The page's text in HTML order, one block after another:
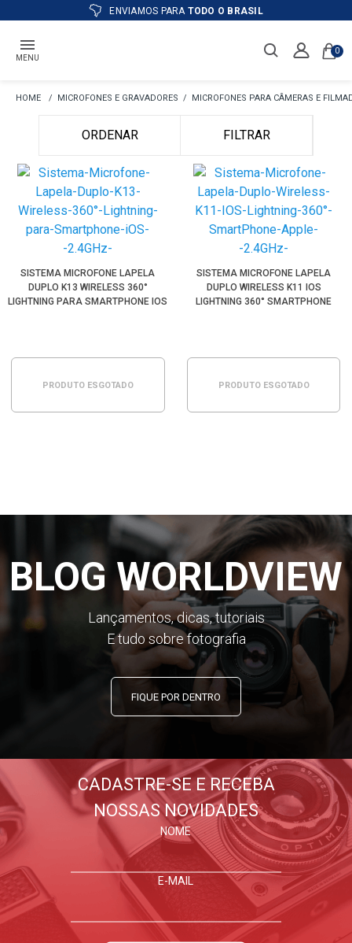
ENVIAMOS PARA TODO O BRASIL
MENU
0
MICROFONES E GRAVADORES MICROFONES PARA CÂMERAS E
ORDENAR FILTRAR
SISTEMA MICROFONE LAPELA
DUPLO K13 WIRELESS 360°
LIGHTNING PARA SMARTPHONE IOS
PRODUTO ESGOTADO
SISTEMA MICROFONE LAPELA
DUPLO WIRELESS K11 IOS
LIGHTNING 360° SMARTPHONE
PRODUTO ESGOTADO
BLOG WORLDVIEW
Lançamentos, dicas, tutoriais
E tudo sobre fotografia
FIQUE POR DENTRO
CADASTRE-SE E RECEBA
NOSSAS NOVIDADES
NOME
E-MAIL